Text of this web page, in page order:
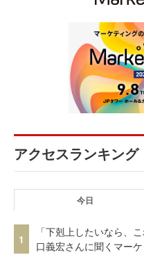
アクセスランキング
今日
1
「下剋上したいなら、
口義宏さんに聞くマー